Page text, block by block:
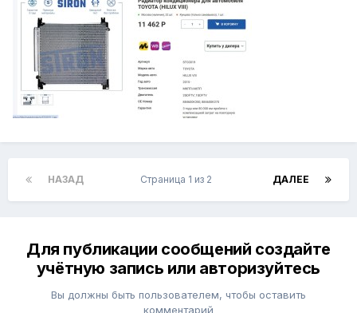
НАЗАД ДАЛЕЕ
Страница 1 из 2
Для публикации сообщений создайте
учётную запись или авторизуйтесь
Вы должны быть пользователем, чтобы оставить
комментарий